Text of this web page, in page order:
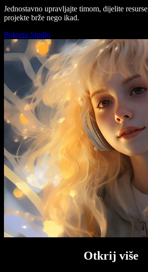
Jednostavno upravljajte timom, dijelite
projekte brže nego ikad.
Pokreni Studio
Otkrij više